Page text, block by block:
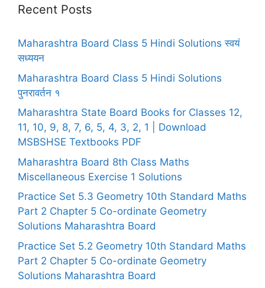
Recent Posts
Maharashtra Board Class 5 Hindi Solutions स्वयं
सध्ययन
Maharashtra Board Class 5 Hindi Solutions
पुनरावर्तन १
Maharashtra State Board Books for Classes 12,
11, 10, 9, 8, 7, 6, 5, 4, 3, 2, 1 | Download
MSBSHSE Textbooks PDF
Maharashtra Board 8th Class Maths
Miscellaneous Exercise 1 Solutions
Practice Set 5.3 Geometry 10th Standard Maths
Part 2 Chapter 5 Co-ordinate Geometry
Solutions Maharashtra Board
Practice Set 5.2 Geometry 10th Standard Maths
Part 2 Chapter 5 Co-ordinate Geometry
Solutions Maharashtra Board